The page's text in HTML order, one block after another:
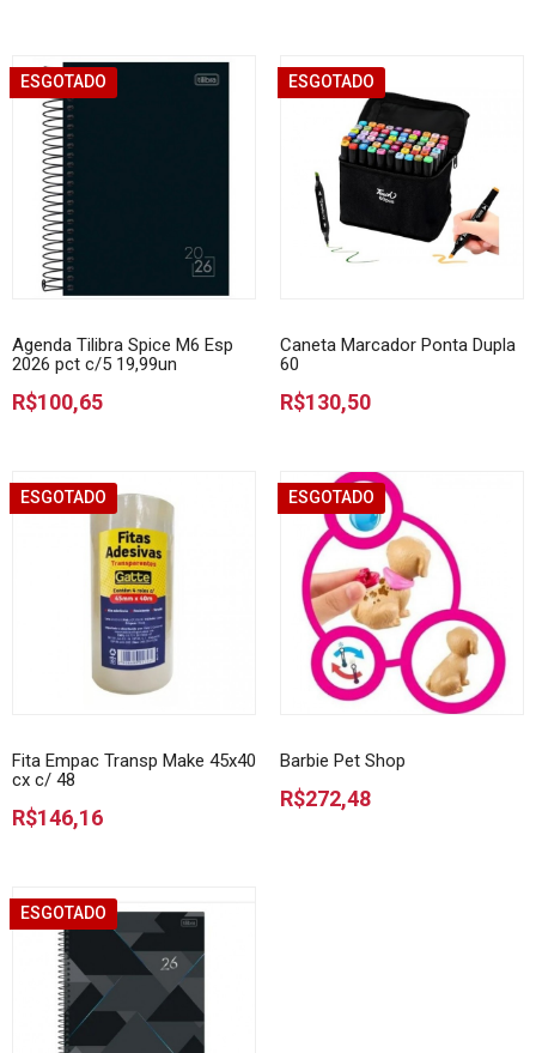
ESGOTADO
Agenda Tilibra Spice M6 Esp
2026 pct c/5 19,99un
R$100,65
ESGOTADO
Caneta Marcador Ponta Dupla
60
R$130,50
ESGOTADO
Fita Empac Transp Make 45x40
cx c/ 48
R$146,16
ESGOTADO
Barbie Pet Shop
R$272,48
ESGOTADO